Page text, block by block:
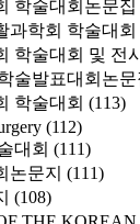
학술대회논문집
과학회 학술대회
학술대회 및 전
술발표대회논문
학술대회 (113)
(112)
대회 (111)
논문지 (111)
(108)